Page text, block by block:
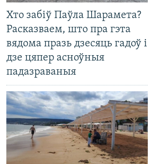
Хто забіў Паўла Шарамета?
Расказваем, што пра гэта
вядома празь дзесяць гадоў і
дзе цяпер асноўныя
падазраваныя